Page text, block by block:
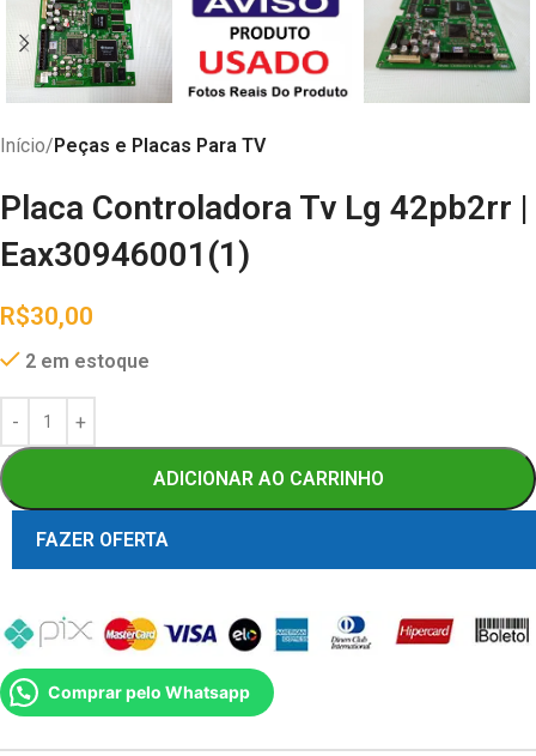
Início Peças e Placas Para TV
Placa Controladora Tv Lg 42pb2rr |
Eax30946001(1)
R$30,00
2 em estoque
ADICIONAR AO CARRINHO
FAZER OFERTA
Comprar pelo Whatsapp